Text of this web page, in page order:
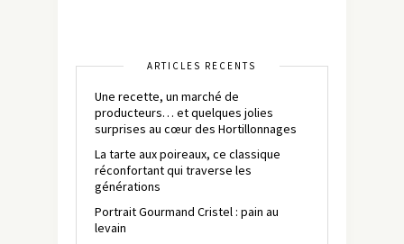
ARTICLES RÉCENTS
Une recette, un marché de
producteurs… et quelques jolies
surprises au cœur des Hortillonnages
La tarte aux poireaux, ce classique
réconfortant qui traverse les
générations
Portrait Gourmand Cristel : pain au
levain